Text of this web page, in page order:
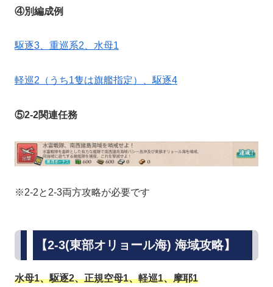
④別編成例
駆逐3、重巡系2、水母1
軽巡2（うち1隻は旗艦指定）、駆逐4
⑤2-2関連任務
※2-2と2-3両方攻略が必要です
【2-3(東部オリョール海) 海域攻略】
水母1、駆逐2、正規空母1、軽巡1、摩耶1